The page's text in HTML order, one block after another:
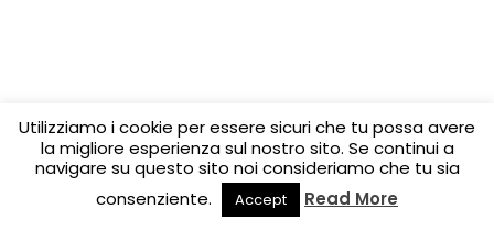
Utilizziamo i cookie per essere sicuri che tu possa avere
la migliore esperienza sul nostro sito. Se continui a
navigare su questo sito noi consideriamo che tu sia
consenziente.
Accept Read More